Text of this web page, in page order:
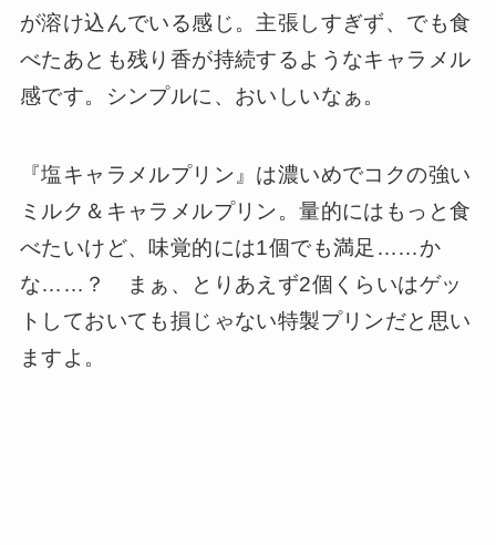
が溶け込んでいる感じ。主張しすぎず、でも食
べたあとも残り香が持続するようなキャラメル
感です。シンプルに、おいしいなぁ。
『塩キャラメルプリン』は濃いめでコクの強い
ミルク＆キャラメルプリン。量的にはもっと食
べたいけど、味覚的には1個でも満足……か
な……？ まぁ、とりあえず2個くらいはゲッ
トしておいても損じゃない特製プリンだと思い
ますよ。